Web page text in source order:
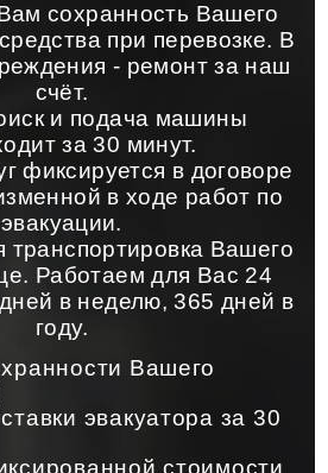
сохранность Вашего
при перевозке. В
- ремонт за наш
счёт.
и подача машины
за 30 минут.
фиксируется в договоре
в ходе работ по
эвакуации.
транспортировка Вашего
Работаем для Вас 24
в неделю, 365 дней в
году.
Вашего
эвакуатора за 30
стоимости